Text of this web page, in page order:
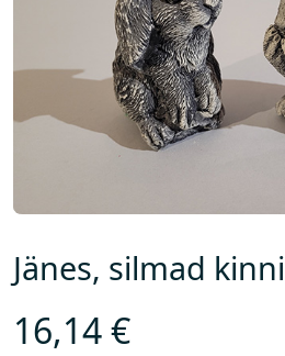
Jänes, silmad kinni
16,14€